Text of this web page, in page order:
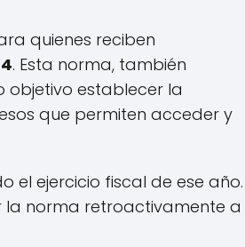
quienes reciben
. Esta norma, también
objetivo establecer la
que permiten acceder y
el ejercicio fiscal de ese año.
la norma retroactivamente a